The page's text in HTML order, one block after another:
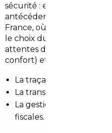
sécurité : expertises
antécédents et
France, où la mobilité
le choix du véhicule, un
attentes des conducteurs
confort) et sécurise :
La traçabilité du
La transparence des prix
La gestion des
fiscales.